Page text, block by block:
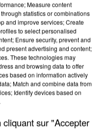
Measure content
statistics or combinations
and improve services; Create
to select personalised
Ensure security, prevent and
present advertising and content;
These technologies may
and browsing data to offer
based on information actively
Match and combine data from
Identify devices based on
sur "Accepter